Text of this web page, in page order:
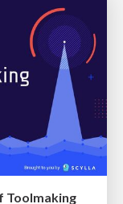
Toolmaking